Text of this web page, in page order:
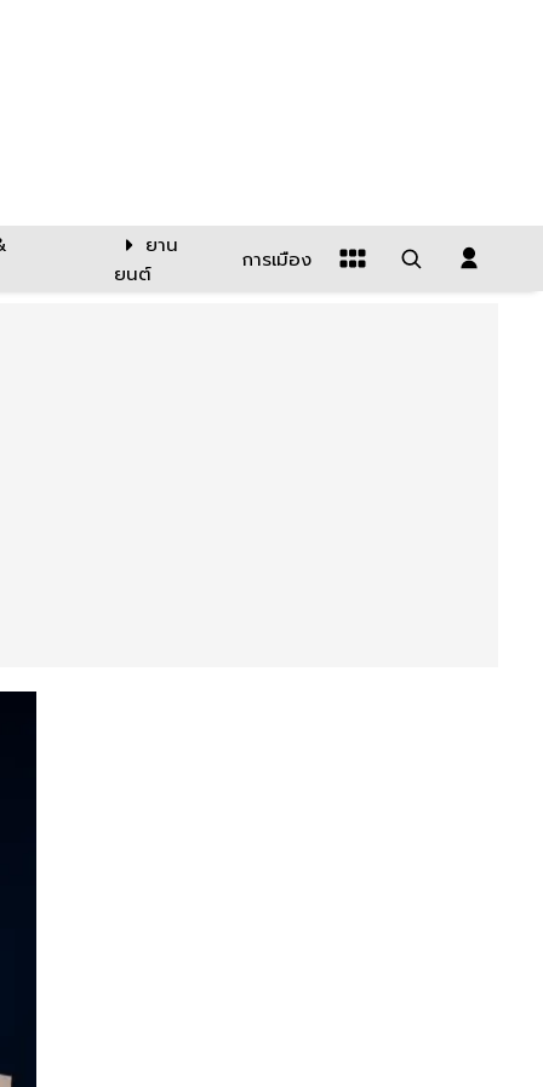
ยาน
ยนต์
การเมือง